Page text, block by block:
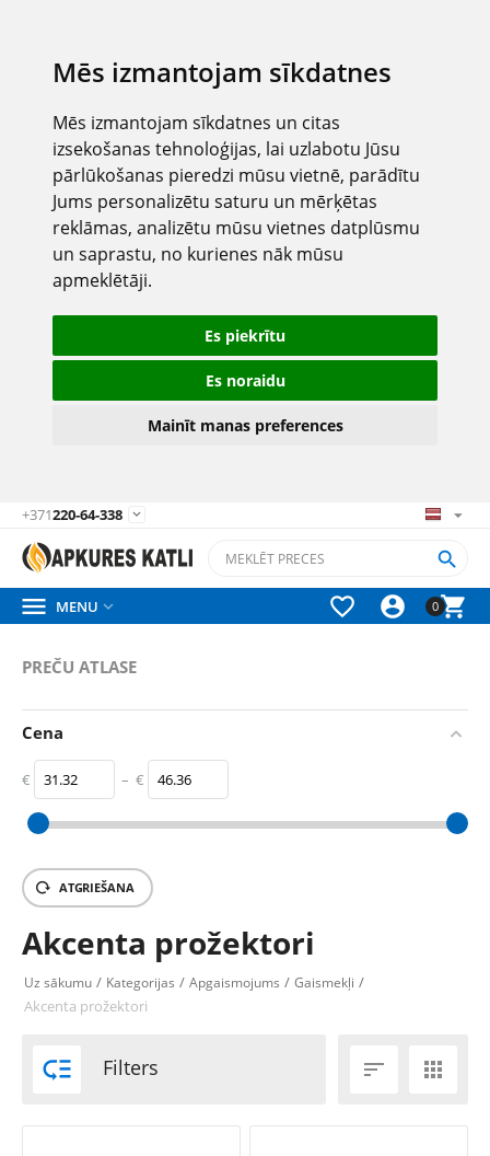
Mēs izmantojam sīkdatnes
Mēs izmantojam sīkdatnes un citas
izsekošanas tehnoloģijas, lai uzlabotu Jūsu
pārlūkošanas pieredzi mūsu vietnē, parādītu
Jums personalizētu saturu un mērķētas
reklāmas, analizētu mūsu vietnes datplūsmu
un saprastu, no kurienes nāk mūsu
apmeklētāji.
Es piekrītu
Es noraidu
Mainīt manas preferences
+371220-64-338 
0



 MENU 
PREČU ATLASE
Cena
€ – €
31.32 46.36
ATGRIEŠANA
Akcenta prožektori
Uz sākumu / Kategorijas / Apgaismojums / Gaismekļi /
Akcenta prožektori
 Filters  